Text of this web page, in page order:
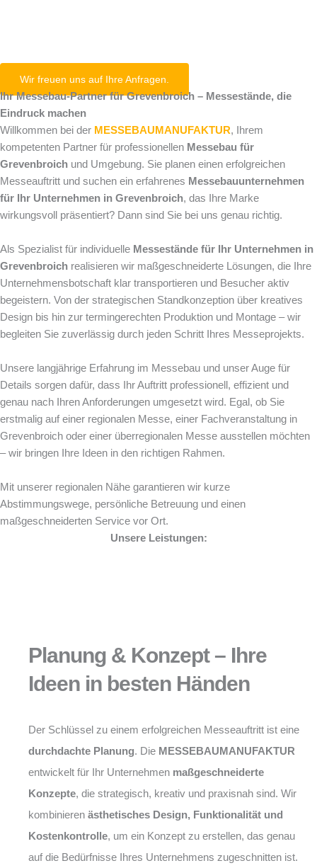
Wir freuen uns auf Ihre Anfragen.
Ihr Messebau-Partner für Grevenbroich – Messestände, die
Eindruck machen
Willkommen bei der MESSEBAUMANUFAKTUR, Ihrem
kompetenten Partner für professionellen Messebau für
Grevenbroich und Umgebung. Sie planen einen erfolgreichen
Messeauftritt und suchen ein erfahrenes Messebauunternehmen
für Ihr Unternehmen in Grevenbroich, das Ihre Marke
wirkungsvoll präsentiert? Dann sind Sie bei uns genau richtig.
Als Spezialist für individuelle Messestände für Ihr Unternehmen in
Grevenbroich realisieren wir maßgeschneiderte Lösungen, die Ihre
Unternehmensbotschaft klar transportieren und Besucher aktiv
begeistern. Von der strategischen Standkonzeption über kreatives
Design bis hin zur termingerechten Produktion und Montage – wir
begleiten Sie zuverlässig durch jeden Schritt Ihres Messeprojekts.
Unsere langjährige Erfahrung im Messebau und unser Auge für
Details sorgen dafür, dass Ihr Auftritt professionell, effizient und
genau nach Ihren Anforderungen umgesetzt wird. Egal, ob Sie
erstmalig auf einer regionalen Messe, einer Fachveranstaltung in
Grevenbroich oder einer überregionalen Messe ausstellen möchten
– wir bringen Ihre Ideen in den richtigen Rahmen.
Mit unserer regionalen Nähe garantieren wir kurze
Abstimmungswege, persönliche Betreuung und einen
maßgeschneiderten Service vor Ort.
Unsere Leistungen:
Planung & Konzept – Ihre
Ideen in besten Händen
Der Schlüssel zu einem erfolgreichen Messeauftritt ist eine
durchdachte Planung. Die MESSEBAUMANUFAKTUR
entwickelt für Ihr Unternehmen maßgeschneiderte
Konzepte, die strategisch, kreativ und praxisnah sind. Wir
kombinieren ästhetisches Design, Funktionalität und
Kostenkontrolle, um ein Konzept zu erstellen, das genau
auf die Bedürfnisse Ihres Unternehmens zugeschnitten ist.